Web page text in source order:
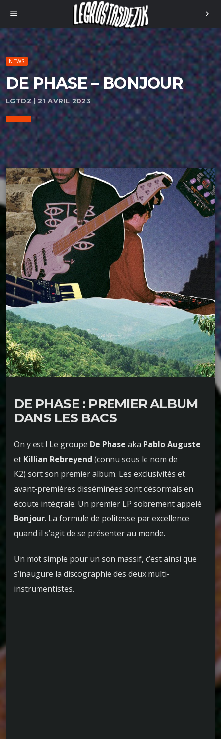
menu chevron_right
NEWS
DE PHASE – BONJOUR
LGTDZ | 21 AVRIL 2023
DE PHASE : PREMIER ALBUM
DANS LES BACS
On y est ! Le groupe De Phase aka Pablo Auguste
et Killian Rebreyend (connu sous le nom de
K2) sort son premier album. Les exclusivités et
avant-premières disséminées sont désormais en
écoute intégrale. Un premier LP sobrement appelé
Bonjour. La formule de politesse par excellence
quand il s’agit de se présenter au monde.
Un mot simple pour un son massif, c’est ainsi que
s’inaugure la discographie des deux multi-
instrumentistes.